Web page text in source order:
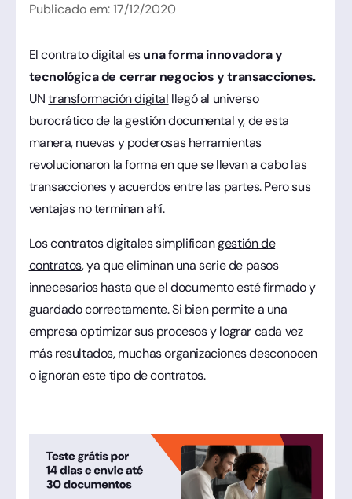
Publicado em: 17/12/2020
El contrato digital esuna forma innovadora y
tecnológica de cerrar negocios y transacciones.
UNtransformación digital llegó al universo
burocrático de la gestión documental y, de esta
manera, nuevas y poderosas herramientas
revolucionaron la forma en que se llevan a cabo las
transacciones y acuerdos entre las partes. Pero sus
ventajas no terminan ahí.
Los contratos digitales simplificangestión de
contratos, ya que eliminan una serie de pasos
innecesarios hasta que el documento esté firmado y
guardado correctamente. Si bien permite a una
empresa optimizar sus procesos y lograr cada vez
más resultados, muchas organizaciones desconocen
o ignoran este tipo de contratos.